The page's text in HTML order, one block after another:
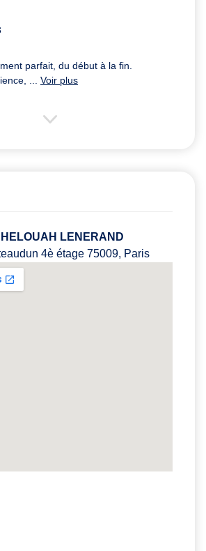
parfait, du début à la fin.
... Voir plus
LENERAND
4è étage 75009, Paris